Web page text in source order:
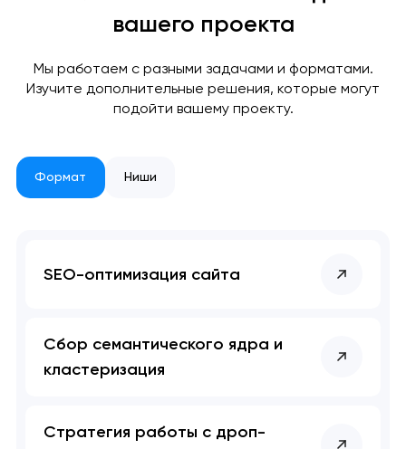
Мы получили вашу заявку
вашего проекта
Мы работаем с разными задачами и форматами.
Изучите дополнительные решения, которые могут
подойти вашему проекту.
Формат Ниши
SEO-оптимизация сайта
Сбор семантического ядра и
кластеризация
Стратегия работы с дроп-
Мы получили вашу заявку
отправлена!
Мы свяжемся с вами в
ближайшее время,
чтобы обсудить